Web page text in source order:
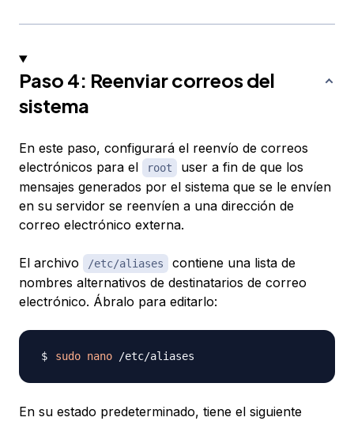
Paso 4: Reenviar correos del
sistema
En este paso, configurará el reenvío de correos
electrónicos para el
root
user a fin de que los
mensajes generados por el sistema que se le envíen
en su servidor se reenvíen a una dirección de
correo electrónico externa.
El archivo /etc/aliases
contiene una lista de
nombres alternativos de destinatarios de correo
electrónico. Ábralo​​​ para editarlo:
sudo nano
En su estado predeterminado, tiene el siguiente